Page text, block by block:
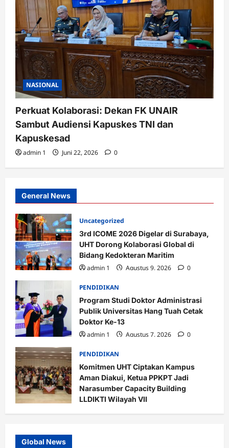
NASIONAL
Perkuat Kolaborasi: Dekan FK UNAIR
Sambut Audiensi Kapuskes TNI dan
Kapuskesad
admin 1 Juni 22, 2026 0
General News
Uncategorized
3rd ICOME 2026 Digelar di Surabaya,
UHT Dorong Kolaborasi Global di
Bidang Kedokteran Maritim
admin 1
Agustus 9, 2026 0
PENDIDIKAN
Program Studi Doktor Administrasi
Publik Universitas Hang Tuah Cetak
Doktor Ke-13
admin 1
Agustus 7, 2026 0
PENDIDIKAN
Komitmen UHT Ciptakan Kampus
Aman Diakui, Ketua PPKPT Jadi
Narasumber Capacity Building
LLDIKTI Wilayah VII
admin 1
Agustus 7, 2026 0
Global News